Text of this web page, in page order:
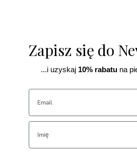
Zapisz się do
...i uzyskaj10% rabatuna